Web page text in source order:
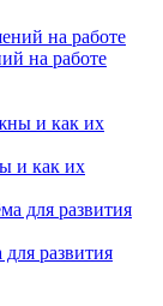
на работе
и как их
развития